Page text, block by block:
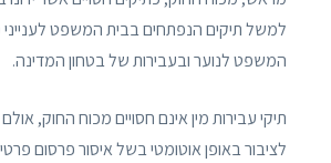
למשל תיקים הנפתחים בבית המשפט
המשפט לנוער ובעבירות של בטחון המדינה.
תיקי עבירות מין אינם חסויים מכוח החוק,
לציבור באופן אוטומטי בשל איסור פרסום